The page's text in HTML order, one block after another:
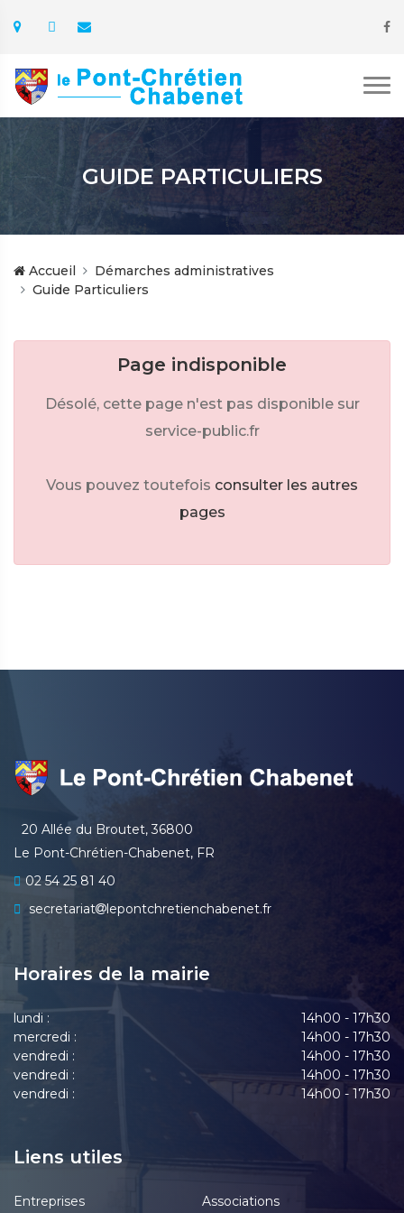
GUIDE PARTICULIERS
Accueil
Démarches administratives
Guide Particuliers
Page indisponible
Désolé, cette page n'est pas disponible sur
service-public.fr
Vous pouvez toutefois consulter les autres
pages
20 Allée du Broutet, 36800
Le Pont-Chrétien-Chabenet, FR
02 54 25 81 40
secretariat
lepontchretienchabenet.fr
Horaires de la mairie
lundi :
14h00 - 17h30
mercredi :
14h00 - 17h30
vendredi :
14h00 - 17h30
vendredi :
14h00 - 17h30
vendredi :
14h00 - 17h30
Liens utiles
Entreprises Associations